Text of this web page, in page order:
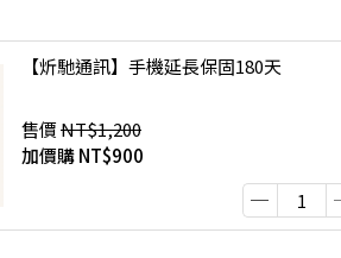
【炘馳通訊】手機延長保固180天
售價NT$1,200
加價購NT$900